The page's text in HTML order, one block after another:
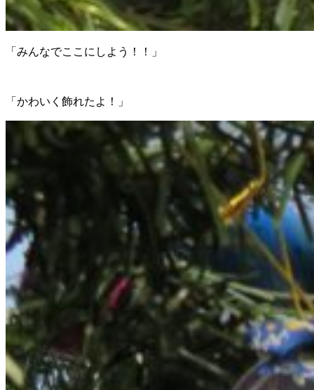
「みんなでここにしよう！！」
「かわいく飾れたよ！」